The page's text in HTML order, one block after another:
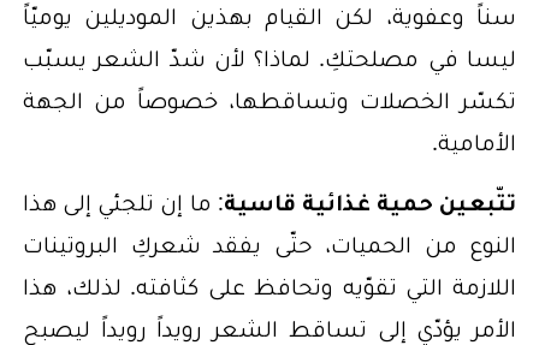
سناً وعفوية، لكن القيام بهذين الموديلين يوميّاً
ليسا في مصلحتكِ. لماذا؟ لأن شدّ الشعر يسبّب
تكسّر الخصلات وتساقطها، خصوصاً من الجهة
الأمامية.
تتّبعين حمية غذائية قاسية: ما إن تلجئي إلى هذا
النوع من الحميات، حتّى يفقد شعركِ البروتينات
اللازمة التي تقوّيه وتحافظ على كثافته. لذلك، هذا
الأمر يؤدّي إلى تساقط الشعر رويداً رويداً ليصبح